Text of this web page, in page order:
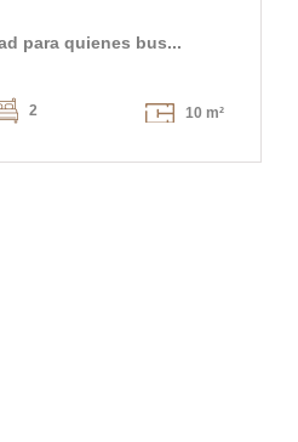
para quienes bus...
2 10 m²